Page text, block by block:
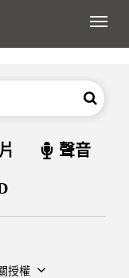
展
搜尋
聲音
授權